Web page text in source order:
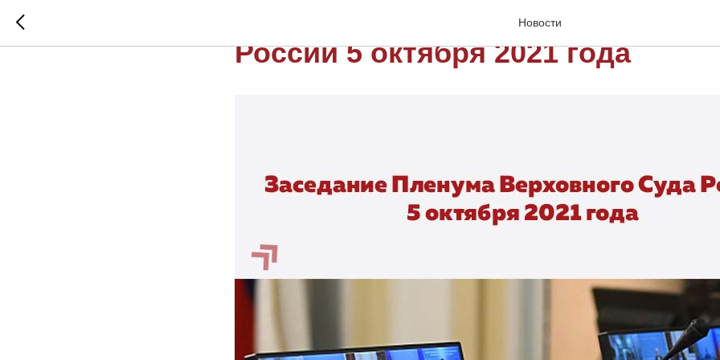
Новости
Заседание Пленума Верховного
России 5 октября 2021 года